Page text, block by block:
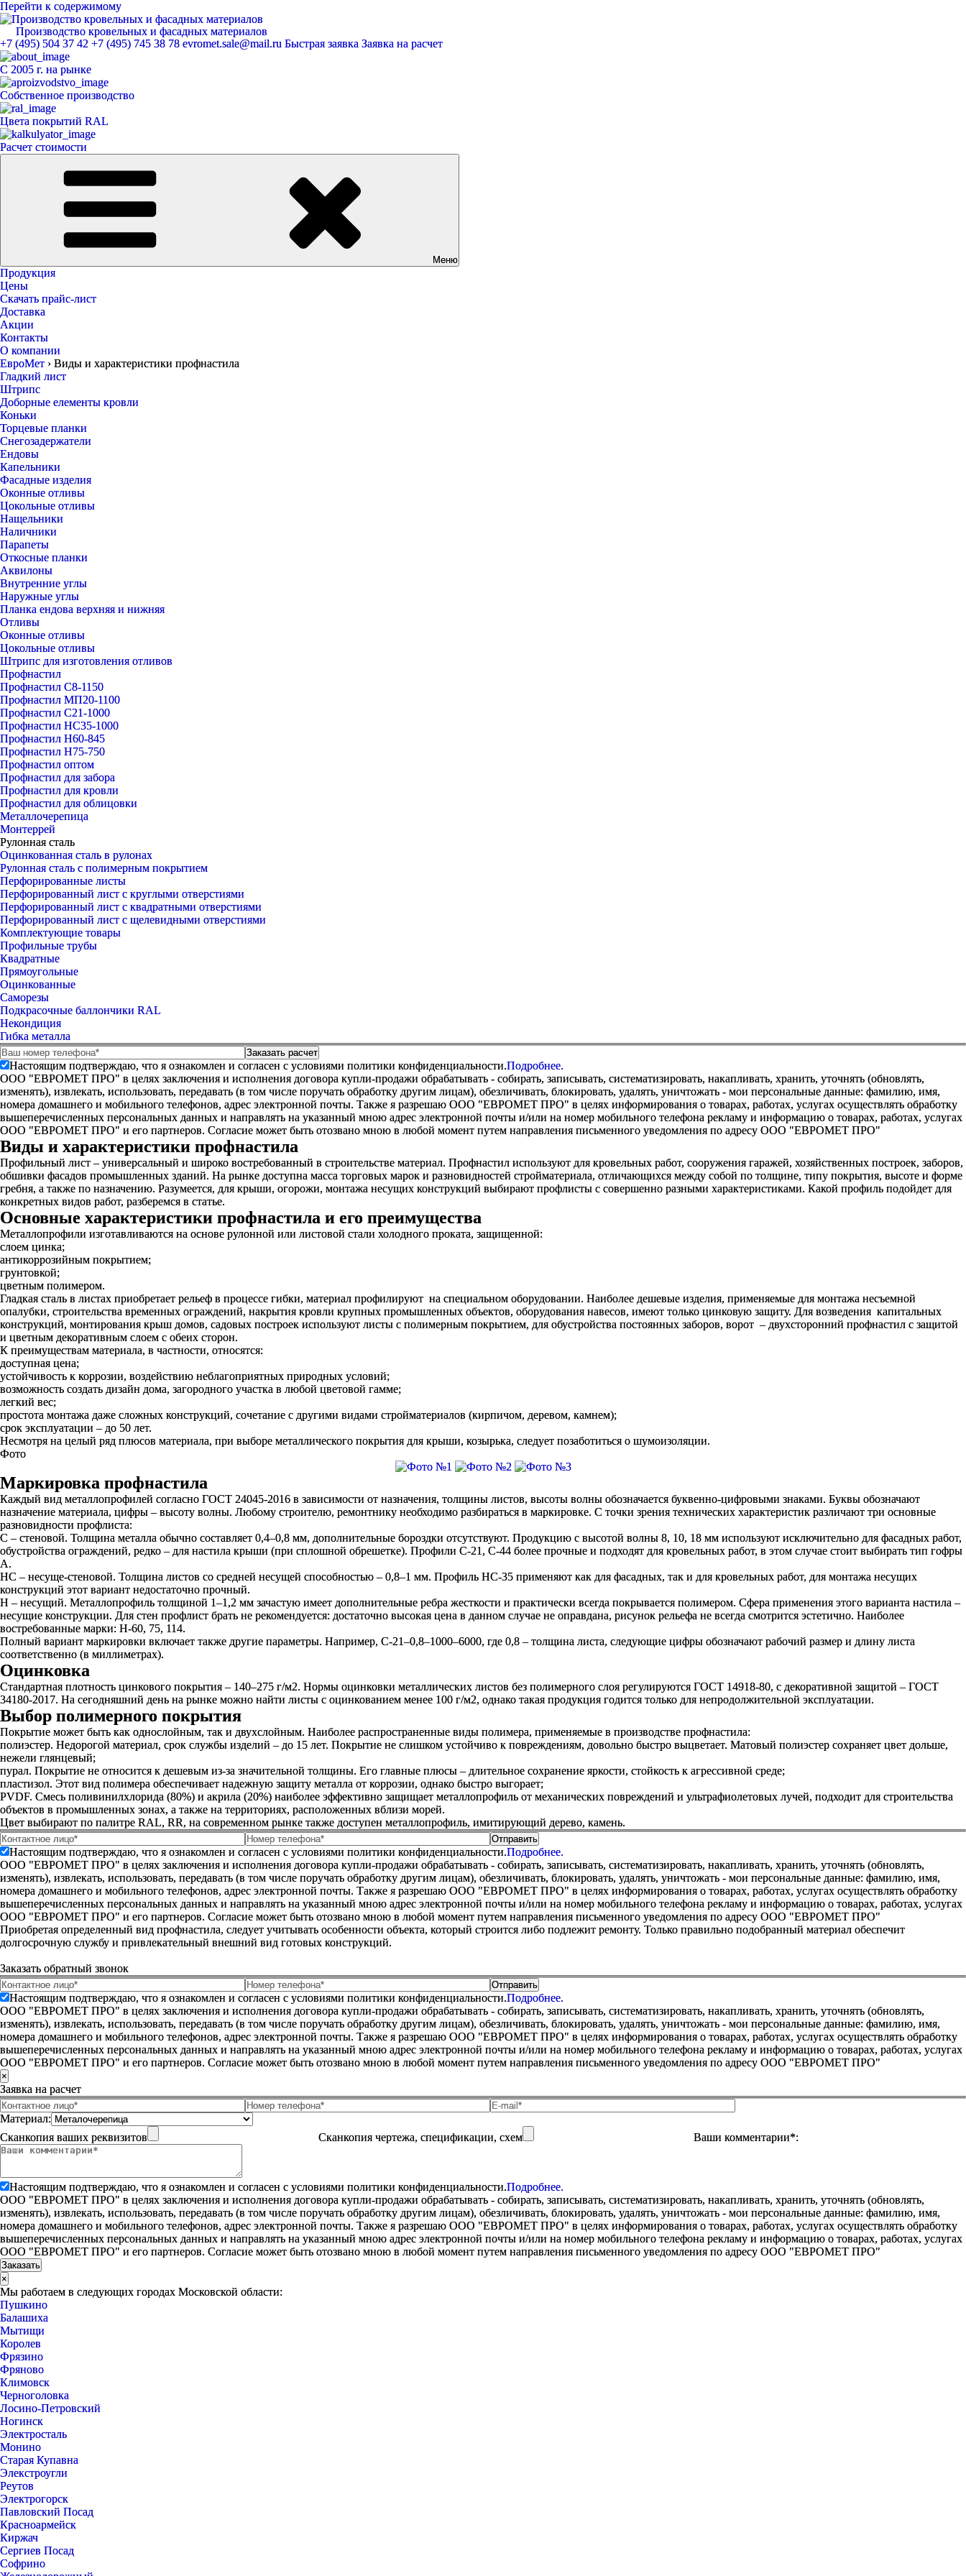
Перейти к содержимому
Производство кровельных и фасадных материалов
ЕвроМет
+7 (495) 504 37 42 +7 (495) 745 38 78 evromet.sale@mail.ru Быстрая заявка Заявка на расчет
С 2005 г. на рынке
Собственное производство
Цвета покрытий RAL
Расчет стоимости
Меню
Продукция
Цены
Скачать прайс-лист
Доставка
Акции
Контакты
О компании
ЕвроМет › Виды и характеристики профнастила
Гладкий лист
Штрипс
Доборные елементы кровли
Коньки
Торцевые планки
Снегозадержатели
Ендовы
Капельники
Фасадные изделия
Оконные отливы
Цокольные отливы
Нащельники
Наличники
Парапеты
Откосные планки
Аквилоны
Внутренние углы
Наружные углы
Планка ендова верхняя и нижняя
Отливы
Оконные отливы
Цокольные отливы
Штрипс для изготовления отливов
Профнастил
Профнастил С8-1150
Профнастил МП20-1100
Профнастил С21-1000
Профнастил НС35-1000
Профнастил Н60-845
Профнастил Н75-750
Профнастил оптом
Профнастил для забора
Профнастил для кровли
Профнастил для облицовки
Металлочерепица
Монтеррей
Рулонная сталь
Оцинкованная сталь в рулонах
Рулонная сталь с полимерным покрытием
Перфорированные листы
Перфорированный лист с круглыми отверстиями
Перфорированный лист с квадратными отверстиями
Перфорированный лист с щелевидными отверстиями
Комплектующие товары
Профильные трубы
Квадратные
Прямоугольные
Оцинкованные
Саморезы
Подкрасочные баллончики RAL
Некондиция
Гибка металла
Настоящим подтверждаю, что я ознакомлен и согласен с условиями политики конфиденциальности.Подробнее.
ООО "ЕВРОМЕТ ПРО" в целях заключения и исполнения договора купли-продажи обрабатывать - собирать, записывать, систематизировать, накапливать, хранить, уточнять (обновлять,
изменять), извлекать, использовать, передавать (в том числе поручать обработку другим лицам), обезличивать, блокировать, удалять, уничтожать - мои персональные данные: фамилию, имя,
номера домашнего и мобильного телефонов, адрес электронной почты. Также я разрешаю ООО "ЕВРОМЕТ ПРО" в целях информирования о товарах, работах, услугах осуществлять обработку
вышеперечисленных персональных данных и направлять на указанный мною адрес электронной почты и/или на номер мобильного телефона рекламу и информацию о товарах, работах, услугах
ООО "ЕВРОМЕТ ПРО" и его партнеров. Согласие может быть отозвано мною в любой момент путем направления письменного уведомления по адресу ООО "ЕВРОМЕТ ПРО"
Виды и характеристики профнастила
Профильный лист – универсальный и широко востребованный в строительстве материал. Профнастил используют для кровельных работ, сооружения гаражей, хозяйственных построек, заборов,
обшивки фасадов промышленных зданий. На рынке доступна масса торговых марок и разновидностей стройматериала, отличающихся между собой по толщине, типу покрытия, высоте и форме
гребня, а также по назначению. Разумеется, для крыши, огорожи, монтажа несущих конструкций выбирают профлисты с совершенно разными характеристиками. Какой профиль подойдет для
конкретных видов работ, разберемся в статье.
Основные характеристики профнастила и его преимущества
Металлопрофили изготавливаются на основе рулонной или листовой стали холодного проката, защищенной:
слоем цинка;
антикоррозийным покрытием;
грунтовкой;
цветным полимером.
Гладкая сталь в листах приобретает рельеф в процессе гибки, материал профилируют на специальном оборудовании. Наиболее дешевые изделия, применяемые для монтажа несъемной
опалубки, строительства временных ограждений, накрытия кровли крупных промышленных объектов, оборудования навесов, имеют только цинковую защиту. Для возведения капитальных
конструкций, монтирования крыш домов, садовых построек используют листы с полимерным покрытием, для обустройства постоянных заборов, ворот – двухсторонний профнастил с защитой
и цветным декоративным слоем с обеих сторон.
К преимуществам материала, в частности, относятся:
доступная цена;
устойчивость к коррозии, воздействию неблагоприятных природных условий;
возможность создать дизайн дома, загородного участка в любой цветовой гамме;
легкий вес;
простота монтажа даже сложных конструкций, сочетание с другими видами стройматериалов (кирпичом, деревом, камнем);
срок эксплуатации – до 50 лет.
Несмотря на целый ряд плюсов материала, при выборе металлического покрытия для крыши, козырька, следует позаботиться о шумоизоляции.
Фото
Маркировка профнастила
Каждый вид металлопрофилей согласно ГОСТ 24045-2016 в зависимости от назначения, толщины листов, высоты волны обозначается буквенно-цифровыми знаками. Буквы обозначают
назначение материала, цифры – высоту волны. Любому строителю, ремонтнику необходимо разбираться в маркировке. С точки зрения технических характеристик различают три основные
разновидности профлиста:
С – стеновой. Толщина металла обычно составляет 0,4–0,8 мм, дополнительные бороздки отсутствуют. Продукцию с высотой волны 8, 10, 18 мм используют исключительно для фасадных работ,
обустройства ограждений, редко – для настила крыши (при сплошной обрешетке). Профили С-21, С-44 более прочные и подходят для кровельных работ, в этом случае стоит выбирать тип гофры
А.
НС – несуще-стеновой. Толщина листов со средней несущей способностью – 0,8–1 мм. Профиль НС-35 применяют как для фасадных, так и для кровельных работ, для монтажа несущих
конструкций этот вариант недостаточно прочный.
Н – несущий. Металлопрофиль толщиной 1–1,2 мм зачастую имеет дополнительные ребра жесткости и практически всегда покрывается полимером. Сфера применения этого варианта настила –
несущие конструкции. Для стен профлист брать не рекомендуется: достаточно высокая цена в данном случае не оправдана, рисунок рельефа не всегда смотрится эстетично. Наиболее
востребованные марки: Н-60, 75, 114.
Полный вариант маркировки включает также другие параметры. Например, С-21–0,8–1000–6000, где 0,8 – толщина листа, следующие цифры обозначают рабочий размер и длину листа
соответственно (в миллиметрах).
Оцинковка
Стандартная плотность цинкового покрытия – 140–275 г/м2. Нормы оцинковки металлических листов без полимерного слоя регулируются ГОСТ 14918-80, с декоративной защитой – ГОСТ
34180-2017. На сегодняшний день на рынке можно найти листы с оцинкованием менее 100 г/м2, однако такая продукция годится только для непродолжительной эксплуатации.
Выбор полимерного покрытия
Покрытие может быть как однослойным, так и двухслойным. Наиболее распространенные виды полимера, применяемые в производстве профнастила:
полиэстер. Недорогой материал, срок службы изделий – до 15 лет. Покрытие не слишком устойчиво к повреждениям, довольно быстро выцветает. Матовый полиэстер сохраняет цвет дольше,
нежели глянцевый;
пурал. Покрытие не относится к дешевым из-за значительной толщины. Его главные плюсы – длительное сохранение яркости, стойкость к агрессивной среде;
пластизол. Этот вид полимера обеспечивает надежную защиту металла от коррозии, однако быстро выгорает;
PVDF. Смесь поливинилхлорида (80%) и акрила (20%) наиболее эффективно защищает металлопрофиль от механических повреждений и ультрафиолетовых лучей, подходит для строительства
объектов в промышленных зонах, а также на территориях, расположенных вблизи морей.
Цвет выбирают по палитре RAL, RR, на современном рынке также доступен металлопрофиль, имитирующий дерево, камень.
Настоящим подтверждаю, что я ознакомлен и согласен с условиями политики конфиденциальности.Подробнее.
ООО "ЕВРОМЕТ ПРО" в целях заключения и исполнения договора купли-продажи обрабатывать - собирать, записывать, систематизировать, накапливать, хранить, уточнять (обновлять,
изменять), извлекать, использовать, передавать (в том числе поручать обработку другим лицам), обезличивать, блокировать, удалять, уничтожать - мои персональные данные: фамилию, имя,
номера домашнего и мобильного телефонов, адрес электронной почты. Также я разрешаю ООО "ЕВРОМЕТ ПРО" в целях информирования о товарах, работах, услугах осуществлять обработку
вышеперечисленных персональных данных и направлять на указанный мною адрес электронной почты и/или на номер мобильного телефона рекламу и информацию о товарах, работах, услугах
ООО "ЕВРОМЕТ ПРО" и его партнеров. Согласие может быть отозвано мною в любой момент путем направления письменного уведомления по адресу ООО "ЕВРОМЕТ ПРО"
Приобретая определенный вид профнастила, следует учитывать особенности объекта, который строится либо подлежит ремонту. Только правильно подобранный материал обеспечит
долгосрочную службу и привлекательный внешний вид готовых конструкций.
Заказать обратный звонок
Настоящим подтверждаю, что я ознакомлен и согласен с условиями политики конфиденциальности.Подробнее.
ООО "ЕВРОМЕТ ПРО" в целях заключения и исполнения договора купли-продажи обрабатывать - собирать, записывать, систематизировать, накапливать, хранить, уточнять (обновлять,
изменять), извлекать, использовать, передавать (в том числе поручать обработку другим лицам), обезличивать, блокировать, удалять, уничтожать - мои персональные данные: фамилию, имя,
номера домашнего и мобильного телефонов, адрес электронной почты. Также я разрешаю ООО "ЕВРОМЕТ ПРО" в целях информирования о товарах, работах, услугах осуществлять обработку
вышеперечисленных персональных данных и направлять на указанный мною адрес электронной почты и/или на номер мобильного телефона рекламу и информацию о товарах, работах, услугах
ООО "ЕВРОМЕТ ПРО" и его партнеров. Согласие может быть отозвано мною в любой момент путем направления письменного уведомления по адресу ООО "ЕВРОМЕТ ПРО"
×
Заявка на расчет
Материал:
Сканкопия ваших реквизитов
Сканкопия чертежа, спецификации, схем Ваши комментарии*:
Настоящим подтверждаю, что я ознакомлен и согласен с условиями политики конфиденциальности.Подробнее.
ООО "ЕВРОМЕТ ПРО" в целях заключения и исполнения договора купли-продажи обрабатывать - собирать, записывать, систематизировать, накапливать, хранить, уточнять (обновлять,
изменять), извлекать, использовать, передавать (в том числе поручать обработку другим лицам), обезличивать, блокировать, удалять, уничтожать - мои персональные данные: фамилию, имя,
номера домашнего и мобильного телефонов, адрес электронной почты. Также я разрешаю ООО "ЕВРОМЕТ ПРО" в целях информирования о товарах, работах, услугах осуществлять обработку
вышеперечисленных персональных данных и направлять на указанный мною адрес электронной почты и/или на номер мобильного телефона рекламу и информацию о товарах, работах, услугах
ООО "ЕВРОМЕТ ПРО" и его партнеров. Согласие может быть отозвано мною в любой момент путем направления письменного уведомления по адресу ООО "ЕВРОМЕТ ПРО"
×
Мы работаем в следующих городах Московской области:
Пушкино
Балашиха
Мытищи
Королев
Фрязино
Фряново
Климовск
Черноголовка
Лосино-Петровский
Ногинск
Электросталь
Монино
Старая Купавна
Элекстроугли
Реутов
Электрогорск
Павловский Посад
Красноармейск
Киржач
Сергиев Посад
Софрино